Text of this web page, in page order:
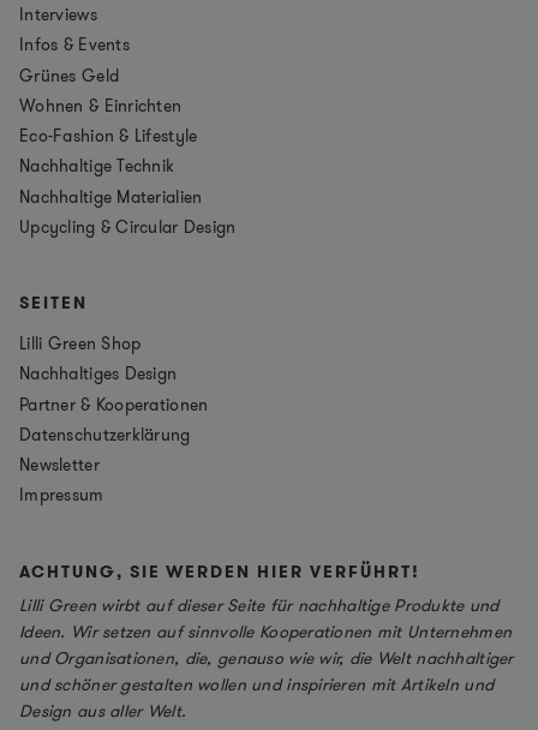
Interviews
Infos & Events
Grünes Geld
Wohnen & Einrichten
Eco-Fashion & Lifestyle
Nachhaltige Technik
Nachhaltige Materialien
Upcycling & Circular Design
SEITEN
Lilli Green Shop
Nachhaltiges Design
Partner & Kooperationen
Datenschutzerklärung
Newsletter
Impressum
ACHTUNG, SIE WERDEN HIER VERFÜHRT!
Lilli Green wirbt auf dieser Seite für nachhaltige Produkte und
Ideen. Wir setzen auf sinnvolle Kooperationen mit Unternehmen
und Organisationen, die, genauso wie wir, die Welt nachhaltiger
und schöner gestalten wollen und inspirieren mit Artikeln und
Design aus aller Welt.